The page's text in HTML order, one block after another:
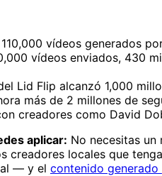
vídeos generados
vídeos enviados, 430
Lid Flip alcanzó 1,000
más de 2 millones de
creadores como David
aplicar: No necesitas
creadores locales que
— y el contenido